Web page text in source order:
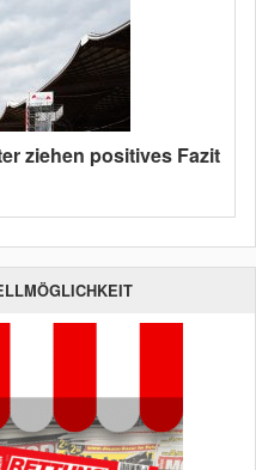
ziehen positives Fazit